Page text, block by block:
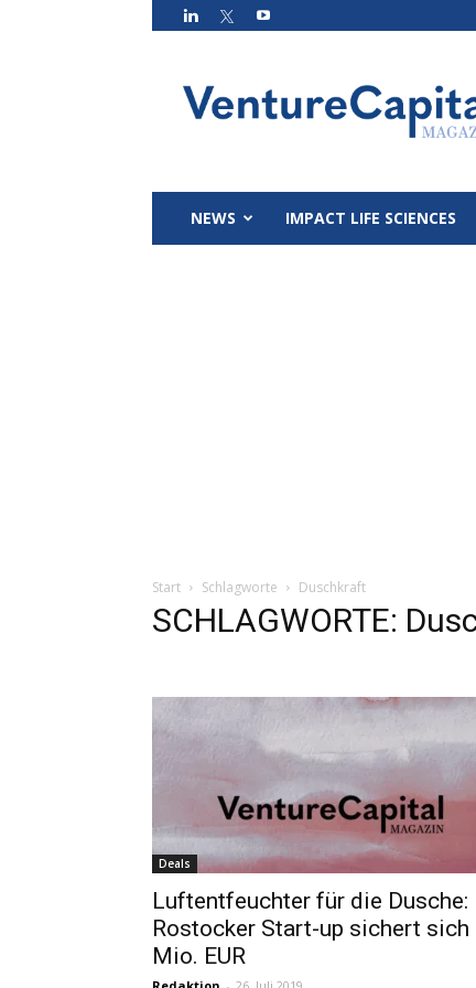
Magazin
NEWS IMPACT LIFE SCIENCES
Start Schlagworte Duschkraft
SCHLAGWORTE:
Deals
Luftentfeuchter für die Dusche:
Rostocker Start-up sichert sich
Mio. EUR